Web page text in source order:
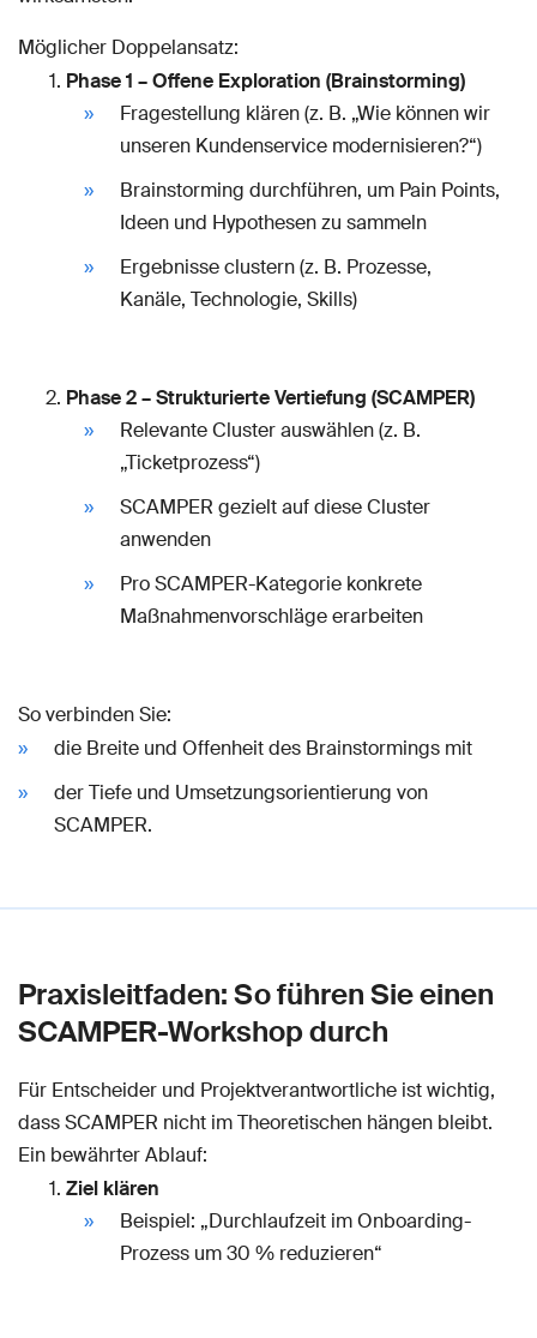
Möglicher Doppelansatz:
Phase 1 – Offene Exploration (Brainstorming)
Fragestellung klären (z. B. „Wie können wir
unseren Kundenservice modernisieren?“)
Brainstorming durchführen, um Pain Points,
Ideen und Hypothesen zu sammeln
Ergebnisse clustern (z. B. Prozesse,
Kanäle, Technologie, Skills)
Phase 2 – Strukturierte Vertiefung (SCAMPER)
Relevante Cluster auswählen (z. B.
„Ticketprozess“)
SCAMPER gezielt auf diese Cluster
anwenden
Pro SCAMPER-Kategorie konkrete
Maßnahmenvorschläge erarbeiten
So verbinden Sie:
die Breite und Offenheit des Brainstormings mit
der Tiefe und Umsetzungsorientierung von
SCAMPER.
Praxisleitfaden: So führen Sie einen
SCAMPER-Workshop durch
Für Entscheider und Projektverantwortliche ist wichtig,
dass SCAMPER nicht im Theoretischen hängen bleibt.
Ein bewährter Ablauf:
Ziel klären
Beispiel: „Durchlaufzeit im Onboarding-
Prozess um 30 % reduzieren“